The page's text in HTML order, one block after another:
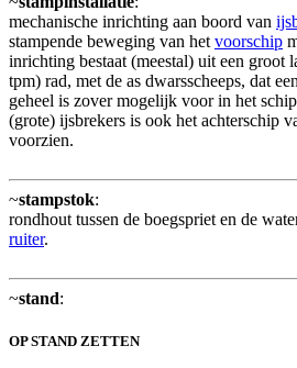
mechanische inrichting aan boord van
stampende beweging van het voorschip
inrichting bestaat (meestal) uit een groot
tpm) rad, met de as dwarsscheeps, dat
geheel is zover mogelijk voor in het
(grote) ijsbrekers is ook het achterschip
voorzien.
~stampstok:
rondhout tussen de boegspriet en de
ruiter.
~stand:
OP STAND ZETTEN